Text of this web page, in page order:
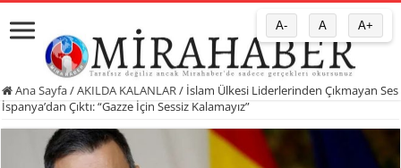
Ana Sayfa/AKILDA KALANLAR/ İslam Ülkesi Liderlerinden Çıkmayan Ses
İspanya’dan Çıktı: “Gazze İçin Sessiz Kalamayız”
A- A A+